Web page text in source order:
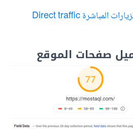
ماذا تعني الزيارات المباشرة Direct traffic